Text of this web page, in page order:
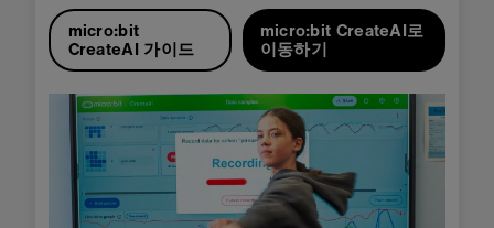
micro:bit
CreateAI 가이드
micro:bit CreateAI로
이동하기